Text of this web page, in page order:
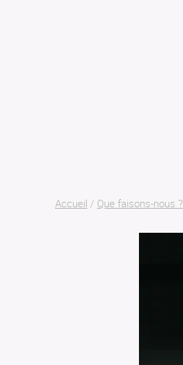
Accueil / Que faisons-nous ?